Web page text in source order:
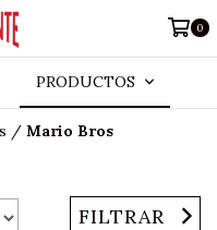
0
PRODUCTOS
/ Mario Bros
FILTRAR